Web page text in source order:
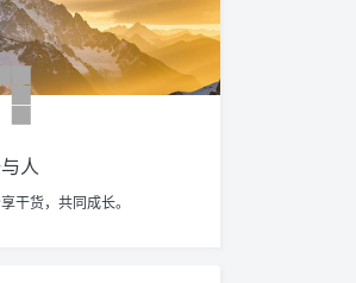
人
干货，共同成长。